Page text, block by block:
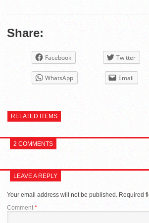
Share:
Facebook Twitter
WhatsApp Email
RELATED ITEMS
2 COMMENTS
LEAVE A REPLY
Your email address will not be published. Required
Comment*